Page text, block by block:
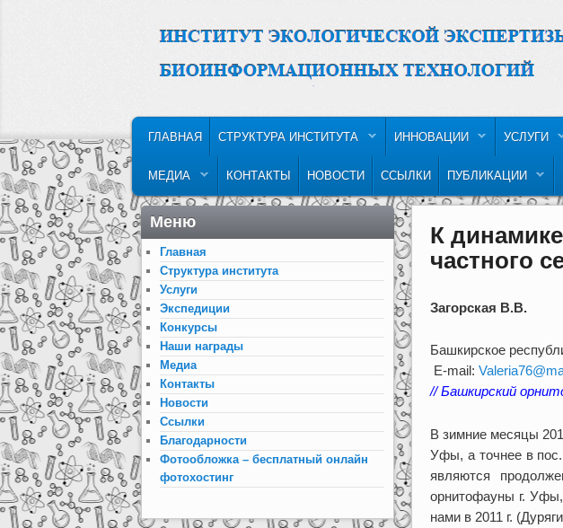
SKIP TO PRIMARY CONTENT
SKIP TO SECONDARY CONTENT
ГЛАВНАЯ СТРУКТУРА ИНСТИТУТА ИННОВАЦИИ УСЛУГИ
МЕДИА КОНТАКТЫ НОВОСТИ ССЫЛКИ ПУБЛИКАЦИИ
К
частного
Загорская В.В.
Башкирское
E-mail:
// Башкирский
В зимние месяцы
Уфы, а точнее в
являются
орнитофауны г.
нами в 2011 г.
Меню
Главная
Структура института
Услуги
Экспедиции
Конкурсы
Наши награды
Медиа
Контакты
Новости
Ссылки
Благодарности
Фотообложка – бесплатный онлайн
фотохостинг